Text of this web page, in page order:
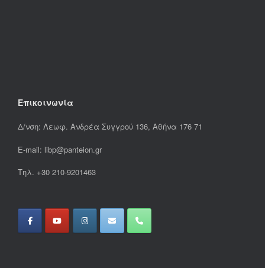
Επικοινωνία
Δ/νση: Λεωφ. Ανδρέα Συγγρού 136, Αθήνα 176 71
E-mail: libp@panteion.gr
Τηλ. +30 210-9201463